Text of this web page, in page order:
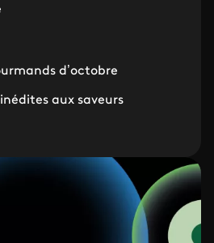
d’octobre
aux saveurs